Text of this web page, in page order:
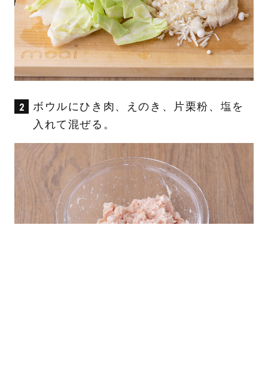
ボウルにひき肉、えのき、片栗粉、塩を
入れて混ぜる。